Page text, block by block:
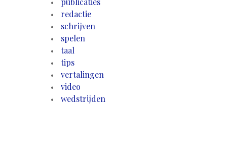
redactie
schrijven
spelen
taal
tips
vertalingen
video
wedstrijden